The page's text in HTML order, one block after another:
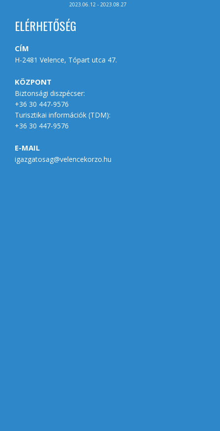
2023.06.12 - 2023.08.27
ELÉRHETŐSÉG
CÍM
H-2481 Velence, Tópart utca 47.
KÖZPONT
Biztonsági diszpécser:
+36 30 447-9576
Turisztikai információk (TDM):
+36 30 447-9576
E-MAIL
igazgatosag@velencekorzo.hu